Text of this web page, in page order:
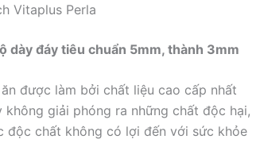
Vitaplus Perla
dày đáy tiêu chuẩn 5mm, thành 3mm
được làm bởi chất liệu cao cấp nhất
giải phóng ra những chất độc hại,
độc chất không có lợi đến với sức khỏe